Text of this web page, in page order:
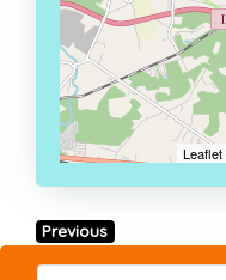
Leaflet
Previous